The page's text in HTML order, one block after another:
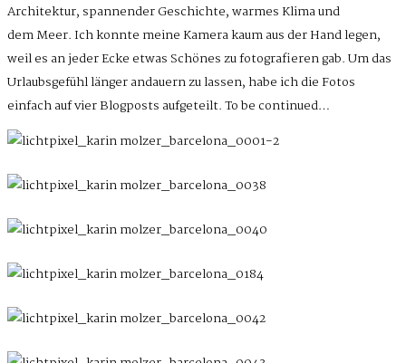
Architektur, spannender Geschichte, warmes Klima und
dem Meer. Ich konnte meine Kamera kaum aus der Hand legen,
weil es an jeder Ecke etwas Schönes zu fotografieren gab. Um das
Urlaubsgefühl länger andauern zu lassen, habe ich die Fotos
einfach auf vier Blogposts aufgeteilt. To be continued…